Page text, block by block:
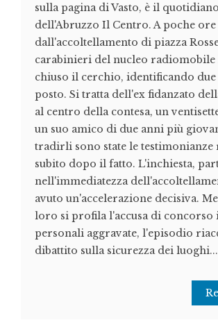
sulla pagina di Vasto, è il quotidiano
dell'Abruzzo Il Centro. A poche ore
dall'accoltellamento di piazza
carabinieri del nucleo radiomobile
chiuso il cerchio, identificando
posto. Si tratta dell'ex fidanzato
al centro della contesa, un
un suo amico di due anni più
tradirli sono state le testimonianze
subito dopo il fatto. L'inchiesta,
nell'immediatezza
avuto un'accelerazione decisiva.
loro si profila l'accusa di concorso
personali aggravate, l'episodio
dibattito sulla sicurezza dei luoghi...